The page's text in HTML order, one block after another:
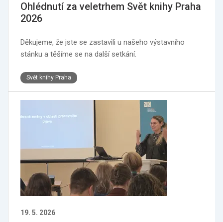
Ohlédnutí za veletrhem Svět knihy Praha
2026
Děkujeme, že jste se zastavili u našeho výstavního
stánku a těšíme se na další setkání.
Svět knihy Praha
19. 5. 2026